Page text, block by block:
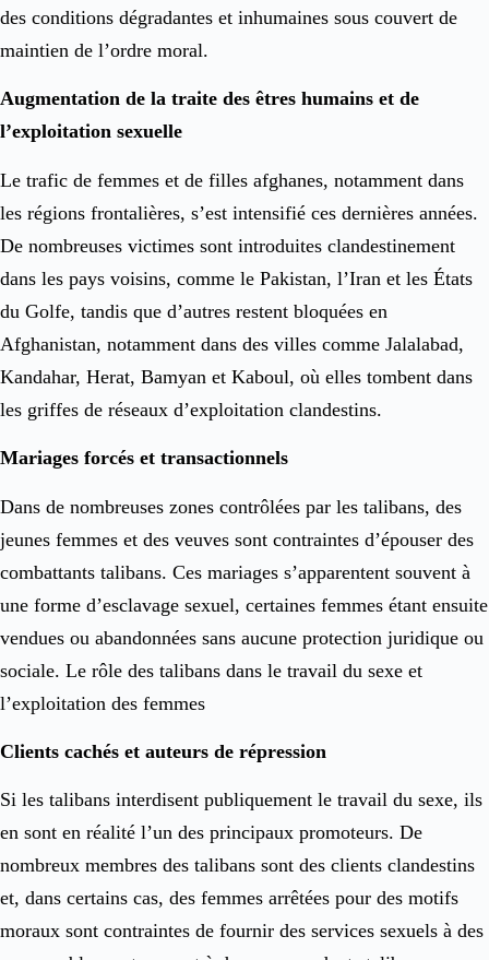
des conditions dégradantes et inhumaines sous couvert de
maintien de l’ordre moral.
Augmentation de la traite des êtres humains et de
l’exploitation sexuelle
Le trafic de femmes et de filles afghanes, notamment dans
les régions frontalières, s’est intensifié ces dernières années.
De nombreuses victimes sont introduites clandestinement
dans les pays voisins, comme le Pakistan, l’Iran et les États
du Golfe, tandis que d’autres restent bloquées en
Afghanistan, notamment dans des villes comme Jalalabad,
Kandahar, Herat, Bamyan et Kaboul, où elles tombent dans
les griffes de réseaux d’exploitation clandestins.
Mariages forcés et transactionnels
Dans de nombreuses zones contrôlées par les talibans, des
jeunes femmes et des veuves sont contraintes d’épouser des
combattants talibans. Ces mariages s’apparentent souvent à
une forme d’esclavage sexuel, certaines femmes étant ensuite
vendues ou abandonnées sans aucune protection juridique ou
sociale. Le rôle des talibans dans le travail du sexe et
l’exploitation des femmes
Clients cachés et auteurs de répression
Si les talibans interdisent publiquement le travail du sexe, ils
en sont en réalité l’un des principaux promoteurs. De
nombreux membres des talibans sont des clients clandestins
et, dans certains cas, des femmes arrêtées pour des motifs
moraux sont contraintes de fournir des services sexuels à des